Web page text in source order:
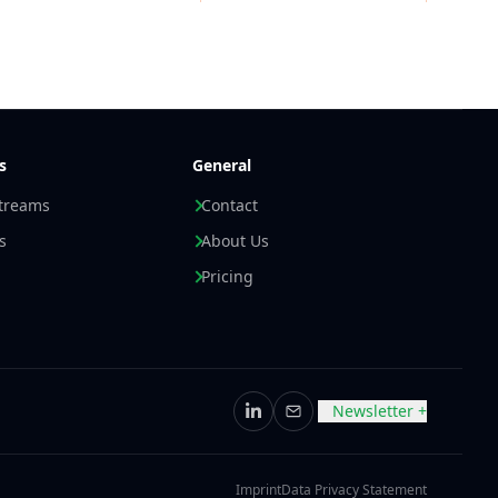
, Logistik, Gebäudemanagement,
über den passenden Temperature BLE Tag für
General
Contact
About Us
Pricing
LinkedIn
EmailNewsletter +
ImprintData Privacy Statement